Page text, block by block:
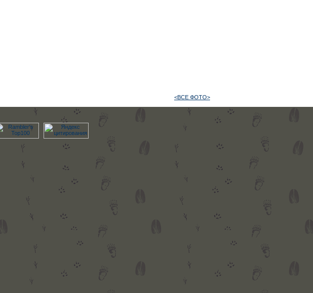
<ВСЕ ФОТО>